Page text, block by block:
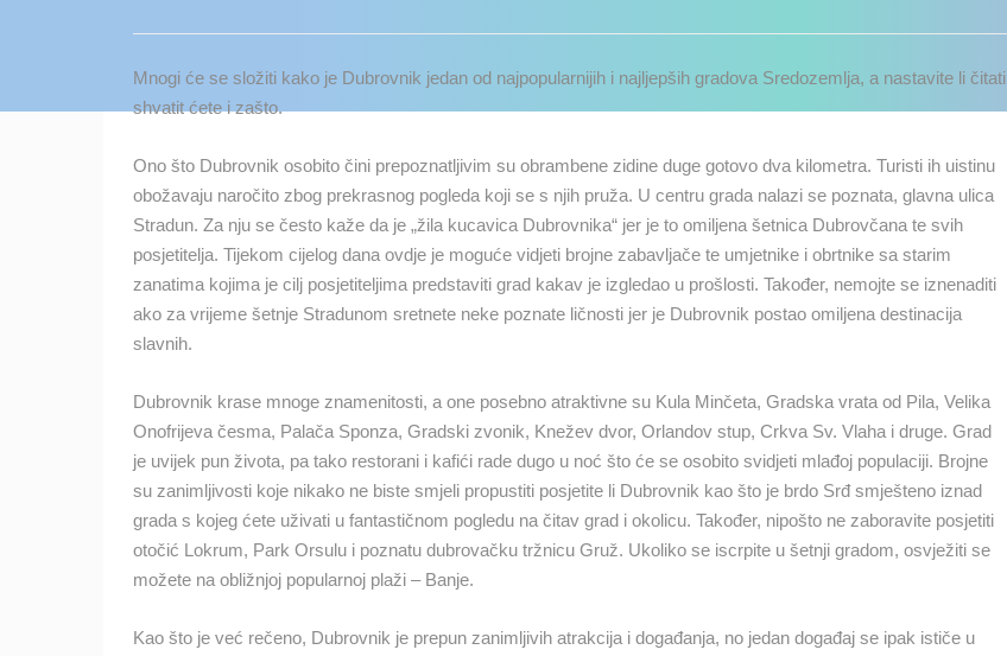
MEDIJI O
NAGRADE I
PRIZNANJA
DONACIJE
ZA NOVE
WEB
KAMERE
USE
PRIVACY
POLICY
BANERI
NAJNOVIJE KAMERE
UŽIVO 0 GLEDATELJ(A)
MRKOPALJ SKIJALIŠTE ČELIMBAŠA
MRKOPALJ
UŽIVO 0 GLEDATELJ(A)
MRKOPALJ SANJKALIŠTE
UŽIVO 0 GLEDATELJ(A)
KATEGORIJE KAMERA
Mnogi će se složiti kako je Dubrovnik jedan od najpopularnijih i najljepših gradova Sredozemlja, a nastavite li čitati
shvatit ćete i zašto.
Ono što Dubrovnik osobito čini prepoznatljivim su obrambene zidine duge gotovo dva kilometra. Turisti ih uistinu
obožavaju naročito zbog prekrasnog pogleda koji se s njih pruža. U centru grada nalazi se poznata, glavna ulica
Stradun. Za nju se često kaže da je „žila kucavica Dubrovnika“ jer je to omiljena šetnica Dubrovčana te svih
posjetitelja. Tijekom cijelog dana ovdje je moguće vidjeti brojne zabavljače te umjetnike i obrtnike sa starim
zanatima kojima je cilj posjetiteljima predstaviti grad kakav je izgledao u prošlosti. Također, nemojte se iznenaditi
ako za vrijeme šetnje Stradunom sretnete neke poznate ličnosti jer je Dubrovnik postao omiljena destinacija
slavnih.
Dubrovnik krase mnoge znamenitosti, a one posebno atraktivne su Kula Minčeta, Gradska vrata od Pila, Velika
Onofrijeva česma, Palača Sponza, Gradski zvonik, Knežev dvor, Orlandov stup, Crkva Sv. Vlaha i druge. Grad
je uvijek pun života, pa tako restorani i kafići rade dugo u noć što će se osobito svidjeti mlađoj populaciji. Brojne
su zanimljivosti koje nikako ne biste smjeli propustiti posjetite li Dubrovnik kao što je brdo Srđ smješteno iznad
grada s kojeg ćete uživati u fantastičnom pogledu na čitav grad i okolicu. Također, nipošto ne zaboravite posjetiti
otočić Lokrum, Park Orsulu i poznatu dubrovačku tržnicu Gruž. Ukoliko se iscrpite u šetnji gradom, osvježiti se
možete na obližnjoj popularnoj plaži – Banje.
Kao što je već rečeno, Dubrovnik je prepun zanimljivih atrakcija i događanja, no jedan događaj se ipak ističe u
OPĆE
Top 10, Plaže u Hrvatskoj 2018.